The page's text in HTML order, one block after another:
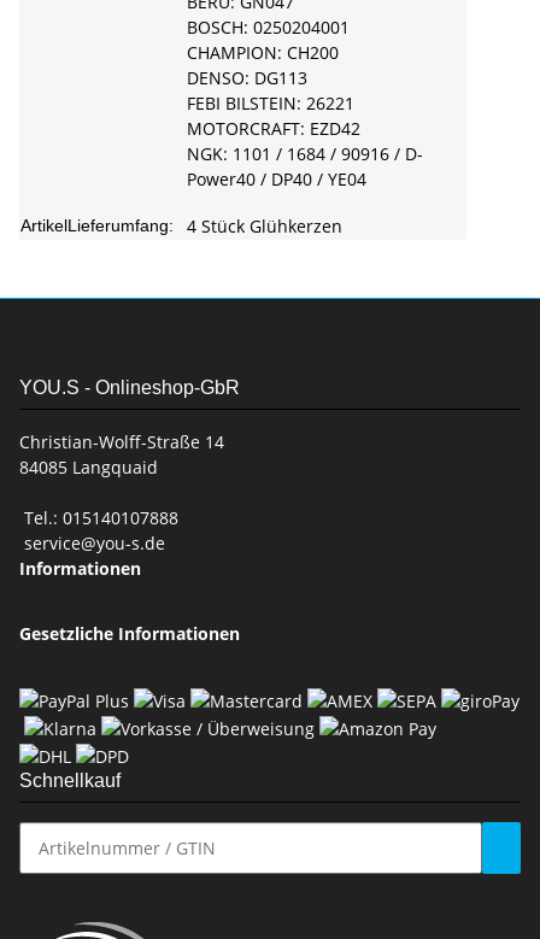
BOSCH: 0250204001
CHAMPION: CH200
DENSO: DG113
FEBI BILSTEIN: 26221
MOTORCRAFT: EZD42
NGK: 1101 / 1684 / 90916 / D-
Power40 / DP40 / YE04
ArtikelLieferumfang: 4 Stück Glühkerzen
YOU.S - Onlineshop-GbR
Christian-Wolff-Straße 14
84085 Langquaid
Tel.: 015140107888
service@you-s.de
Informationen
Gesetzliche Informationen
Schnellkauf